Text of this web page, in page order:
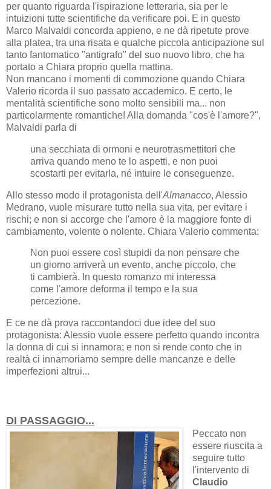
per quanto riguarda l'ispirazione letteraria, sia per le
intuizioni tutte scientifiche da verificare poi. E in questo
Marco Malvaldi concorda appieno, e ne dà ripetute prove
alla platea, tra una risata e qualche piccola anticipazione sul
tanto fantomatico "antigrafo" del suo nuovo libro, che ha
portato a Chiara proprio quella mattina.
Non mancano i momenti di commozione quando Chiara
Valerio ricorda il suo passato accademico. E certo, le
mentalità scientifiche sono molto sensibili ma... non
particolarmente romantiche! Alla domanda "cos'è l'amore?",
Malvaldi parla di
una secchiata di ormoni e neurotrasmettitori che
arriva quando meno te lo aspetti, e non puoi
scostarti per evitarla, né intuire le conseguenze.
Allo stesso modo il protagonista dell'Almanacco, Alessio
Medrano, vuole misurare tutto nella sua vita, per evitare i
rischi; e non si accorge che l'amore è la maggiore fonte di
cambiamento, volente o nolente. Chiara Valerio commenta:
Non puoi essere così stupidi da non pensare che
un giorno arriverà un evento, anche piccolo, che
ti cambierà. In questo romanzo mi interessa
come l'amore deforma il tempo e la sua
percezione.
E ce ne dà prova raccontandoci due idee del suo
protagonista: Alessio vuole essere perfetto quando incontra
la donna di cui si innamora; e non si rende conto che in
realtà ci innamoriamo sempre delle mancanze e delle
imperfezioni altrui...
DI PASSAGGIO...
Peccato non
essere riuscita a
seguire tutto
l'intervento di
Claudio